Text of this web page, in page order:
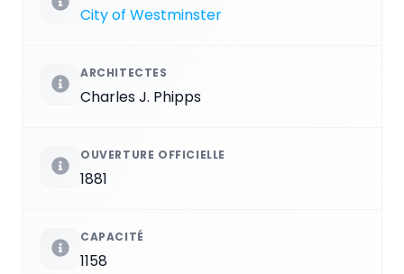
City of Westminster
ARCHITECTES
Charles J. Phipps
OUVERTURE OFFICIELLE
1881
CAPACITÉ
1158